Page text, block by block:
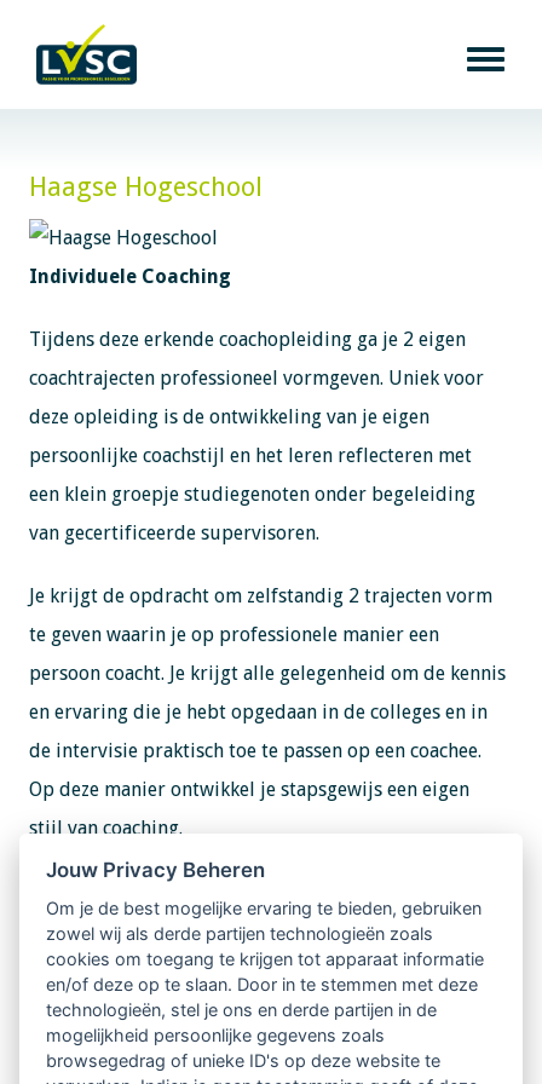
Haagse Hogeschool
Individuele Coaching
Tijdens deze erkende coachopleiding ga je 2 eigen
coachtrajecten professioneel vormgeven. Uniek voor
deze opleiding is de ontwikkeling van je eigen
persoonlijke coachstijl en het leren reflecteren met
een klein groepje studiegenoten onder begeleiding
van gecertificeerde supervisoren.
Je krijgt de opdracht om zelfstandig 2 trajecten vorm
te geven waarin je op professionele manier een
persoon coacht. Je krijgt alle gelegenheid om de kennis
en ervaring die je hebt opgedaan in de colleges en in
de intervisie praktisch toe te passen op een coachee.
Op deze manier ontwikkel je stapsgewijs een eigen
stijl van coaching.
Meer informatie over de opleiding, data en locatie
vind je op de website van De Haagse Hogeschool.
Jouw Privacy Beheren
Om je de best mogelijke ervaring te bieden, gebruiken
zowel wij als derde partijen technologieën zoals
cookies om toegang te krijgen tot apparaat informatie
en/of deze op te slaan. Door in te stemmen met deze
technologieën, stel je ons en derde partijen in de
mogelijkheid persoonlijke gegevens zoals
browsegedrag of unieke ID's op deze website te